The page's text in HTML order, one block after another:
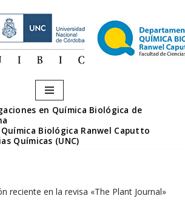
en Química Biológica de
Biológica Ranwel Caputto
Químicas (UNC)
reciente en la revisa «The Plant Journal»